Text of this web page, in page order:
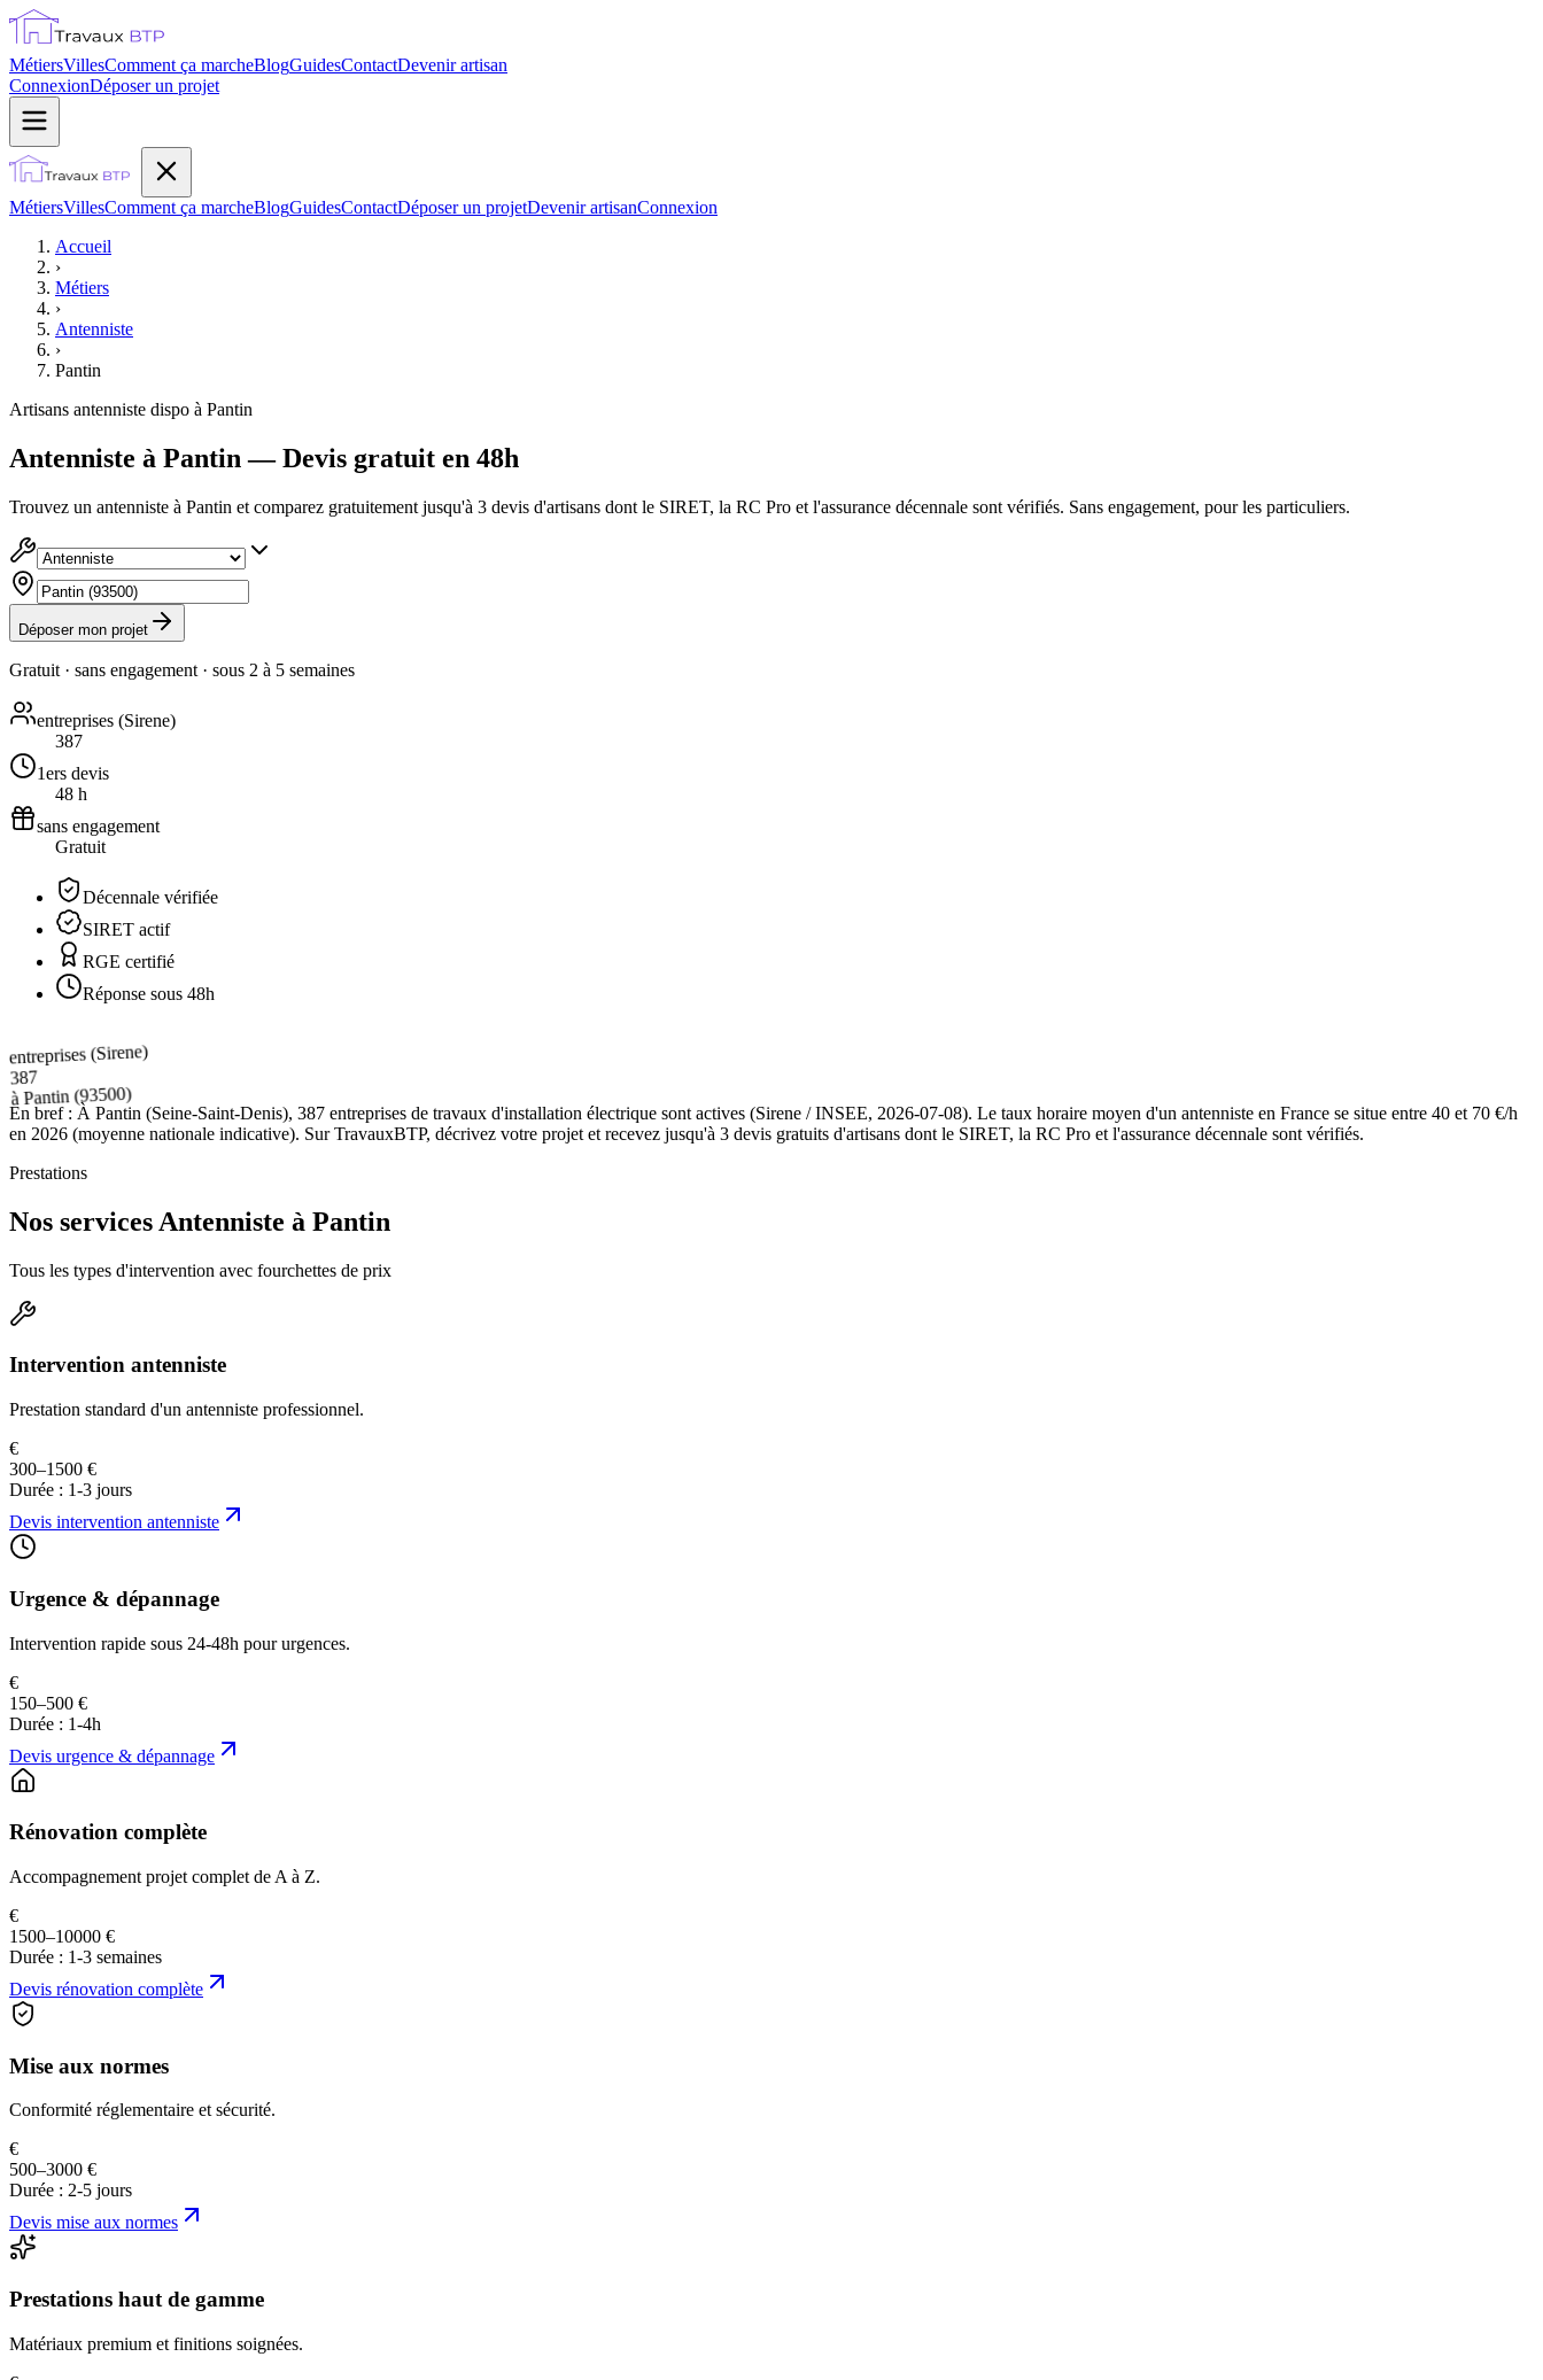
MétiersVillesComment ça marcheBlogGuidesContactDevenir artisan
ConnexionDéposer un projet
MétiersVillesComment ça marcheBlogGuidesContactDéposer un projetDevenir artisanConnexion
Accueil
›
Métiers
›
Antenniste
›
Pantin
Artisans antenniste dispo à Pantin
Antenniste à Pantin — Devis gratuit en 48h
Trouvez un antenniste à Pantin et comparez gratuitement jusqu'à 3 devis d'artisans dont le SIRET, la RC Pro et l'assurance décennale sont vérifiés. Sans engagement, pour les particuliers.
Déposer mon projet
Gratuit · sans engagement · sous 2 à 5 semaines
entreprises (Sirene)
387
1ers devis
48 h
sans engagement
Gratuit
Décennale vérifiée
SIRET actif
RGE certifié
Réponse sous 48h
entreprises (Sirene)
387
àPantin (93500)
En bref : À Pantin (Seine-Saint-Denis), 387 entreprises de travaux d'installation électrique sont actives (Sirene / INSEE, 2026-07-08). Le taux horaire moyen d'un antenniste en France se situe entre 40 et 70 €/h
en 2026 (moyenne nationale indicative). Sur TravauxBTP, décrivez votre projet et recevez jusqu'à 3 devis gratuits d'artisans dont le SIRET, la RC Pro et l'assurance décennale sont vérifiés.
Prestations
Nos services Antenniste à Pantin
Tous les types d'intervention avec fourchettes de prix
Intervention antenniste
Prestation standard d'un antenniste professionnel.
€
300–1500 €
Durée : 1-3 jours
Devis intervention antenniste
Urgence & dépannage
Intervention rapide sous 24-48h pour urgences.
€
150–500 €
Durée : 1-4h
Devis urgence & dépannage
Rénovation complète
Accompagnement projet complet de A à Z.
€
1500–10000 €
Durée : 1-3 semaines
Devis rénovation complète
Mise aux normes
Conformité réglementaire et sécurité.
€
500–3000 €
Durée : 2-5 jours
Devis mise aux normes
Prestations haut de gamme
Matériaux premium et finitions soignées.